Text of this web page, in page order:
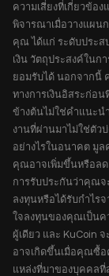
ความเสี่ยงที่เกี่ยวข้อ
พิจารณาเมื่อวางแผน
คุณ ได้แก่ ระดับประ
เงิน วัตถุประสงค์ในก
ยอมรับได้ นอกจากนี้
ทางการเงินอิสระก่อ
ข้างต้นไม่ใช่คำแนะน
งานที่ผ่านมาไม่ใช่ตัว
อย่างไรในอนาคต มู
คุณอาจเพิ่มขึ้นหรือลด
การรับประกันว่าคุณ
ลงทุนหรือได้รับกำไร
ใจลงทุนของคุณเป็น
ผู้เดียว และ KuCoin
อาจเกิดขึ้นเมื่อคุณซื้อ
แหล่งที่มาของบุคคล